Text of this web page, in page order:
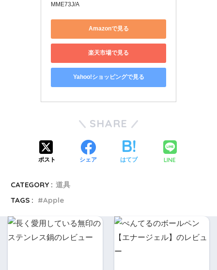
MME73J/A
Amazonで見る
楽天市場で見る
Yahoo!ショッピングで見る
SHARE
ポスト シェア はてブ LINE
CATEGORY : 道具
TAGS :
Apple